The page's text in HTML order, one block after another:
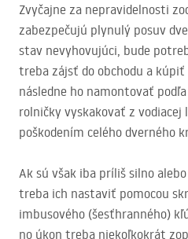
Zvyčajne za nepravidelnosti
zabezpečujú plynulý posuv
stav nevyhovujúci, bude
treba zájsť do obchodu a
následne ho namontovať
rolničky vyskakovať z vodiacej
poškodením celého dverného
Ak sú však iba príliš silno
treba ich nastaviť pomocou
imbusového (šesťhranného)
no úkon treba niekoľkokrát